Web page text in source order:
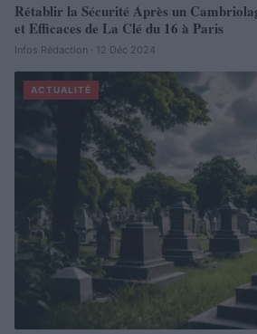
Rétablir la Sécurité Après un
et Efficaces de La Clé du 16 à Paris
Infos Rédaction · 12 Déc 2024
ACTUALITÉ